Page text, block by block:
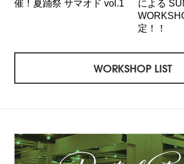
催！夏踊祭 サマオド vol.1
による
定！！
WORKSHOP LIST